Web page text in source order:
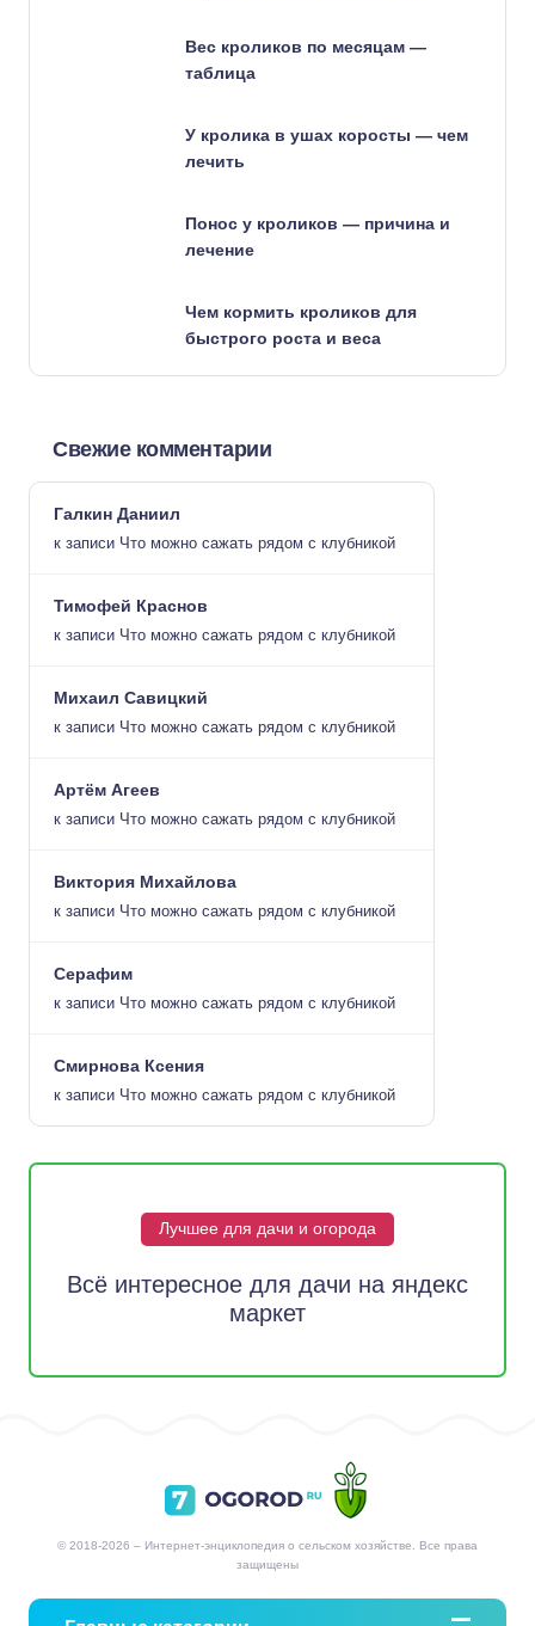
Вес кроликов по месяцам —
таблица
У кролика в ушах коросты — чем
лечить
Понос у кроликов — причина и
лечение
Чем кормить кроликов для
быстрого роста и веса
Свежие комментарии
Галкин Даниил
к записи Что можно сажать рядом с клубникой
Тимофей Краснов
к записи Что можно сажать рядом с клубникой
Михаил Савицкий
к записи Что можно сажать рядом с клубникой
Артём Агеев
к записи Что можно сажать рядом с клубникой
Виктория Михайлова
к записи Что можно сажать рядом с клубникой
Серафим
к записи Что можно сажать рядом с клубникой
Смирнова Ксения
к записи Что можно сажать рядом с клубникой
Лучшее для дачи и огорода
Всё интересное для дачи на яндекс
маркет
© 2018-2026 – Интернет-энциклопедия о сельском хозяйстве. Все права
защищены